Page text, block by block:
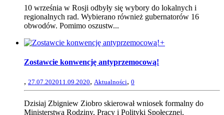
10 września w Rosji odbyły się wybory do lokalnych i
regionalnych rad. Wybierano również gubernatorów 16
obwodów. Pomimo oszustw...
+
Zostawcie konwencję antyprzemocową!
, 27.07.202011.09.2020, Aktualności, 0
Dzisiaj Zbigniew Ziobro skierował wniosek formalny do
Ministerstwa Rodziny, Pracy i Polityki Społecznej,